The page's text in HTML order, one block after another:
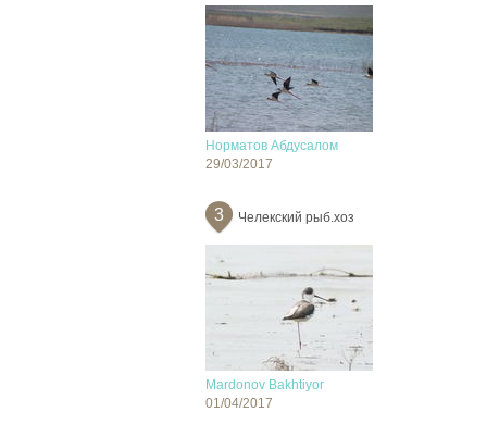
Норматов Абдусалом
29/03/2017
3 Челекский рыб.хоз
Mardonov Bakhtiyor
01/04/2017